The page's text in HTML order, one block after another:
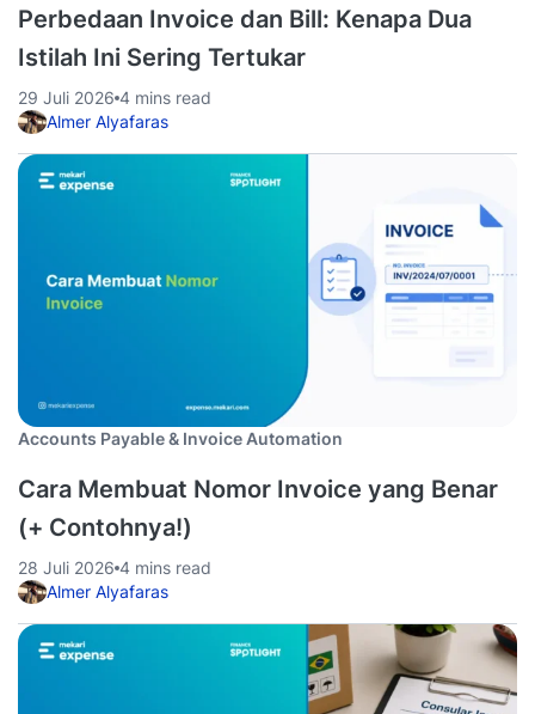
Perbedaan Invoice dan Bill: Kenapa Dua
Istilah Ini Sering Tertukar
29 Juli 2026 4 mins read
Almer Alyafaras
Accounts Payable & Invoice Automation
Cara Membuat Nomor Invoice yang Benar
(+ Contohnya!)
28 Juli 2026 4 mins read
Almer Alyafaras